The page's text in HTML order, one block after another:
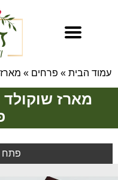
עמוד הבית » פרחים »
מארז שוקולד
פתח